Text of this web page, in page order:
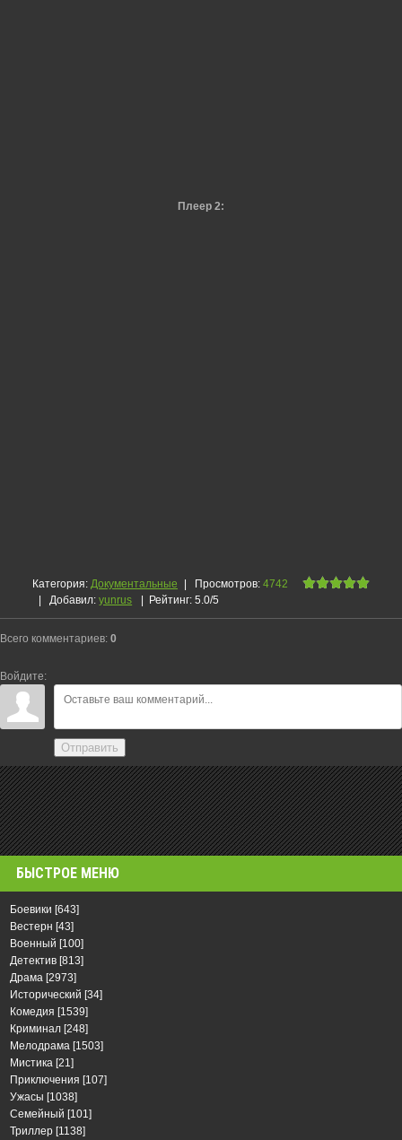
Плеер 2:
Категория: Документальные | Просмотров: 4742
|
Добавил: yunrus | Рейтинг: 5.0/5
Всего комментариев: 0
Войдите:
Отправить
БЫСТРОЕ МЕНЮ
Боевики [643]
Вестерн [43]
Военный [100]
Детектив [813]
Драма [2973]
Исторический [34]
Комедия [1539]
Криминал [248]
Мелодрама [1503]
Мистика [21]
Приключения [107]
Ужасы [1038]
Семейный [101]
Триллер [1138]